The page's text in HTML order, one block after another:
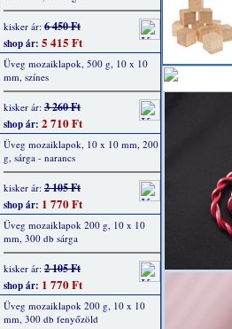
kisker ár: 6 450 Ft
shop ár: 5 415 Ft
Üveg mozaiklapok, 500 g, 10 x 10
mm, színes
kisker ár: 3 260 Ft
shop ár: 2 710 Ft
Üveg mozaiklapok, 10 x 10 mm, 200
g, sárga - narancs
kisker ár: 2 105 Ft
shop ár: 1 770 Ft
Üveg mozaiklapok 200 g, 10 x 10
mm, 300 db sárga
kisker ár: 2 105 Ft
shop ár: 1 770 Ft
Üveg mozaiklapok 200 g, 10 x 10
mm, 300 db fenyőzöld